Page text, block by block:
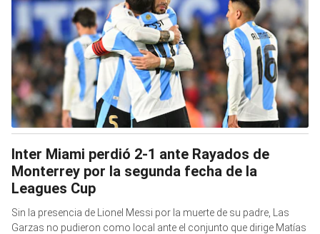
Inter Miami perdió 2-1 ante Rayados de
Monterrey por la segunda fecha de la
Leagues Cup
Sin la presencia de Lionel Messi por la muerte de su padre, Las
Garzas no pudieron como local ante el conjunto que dirige Matías